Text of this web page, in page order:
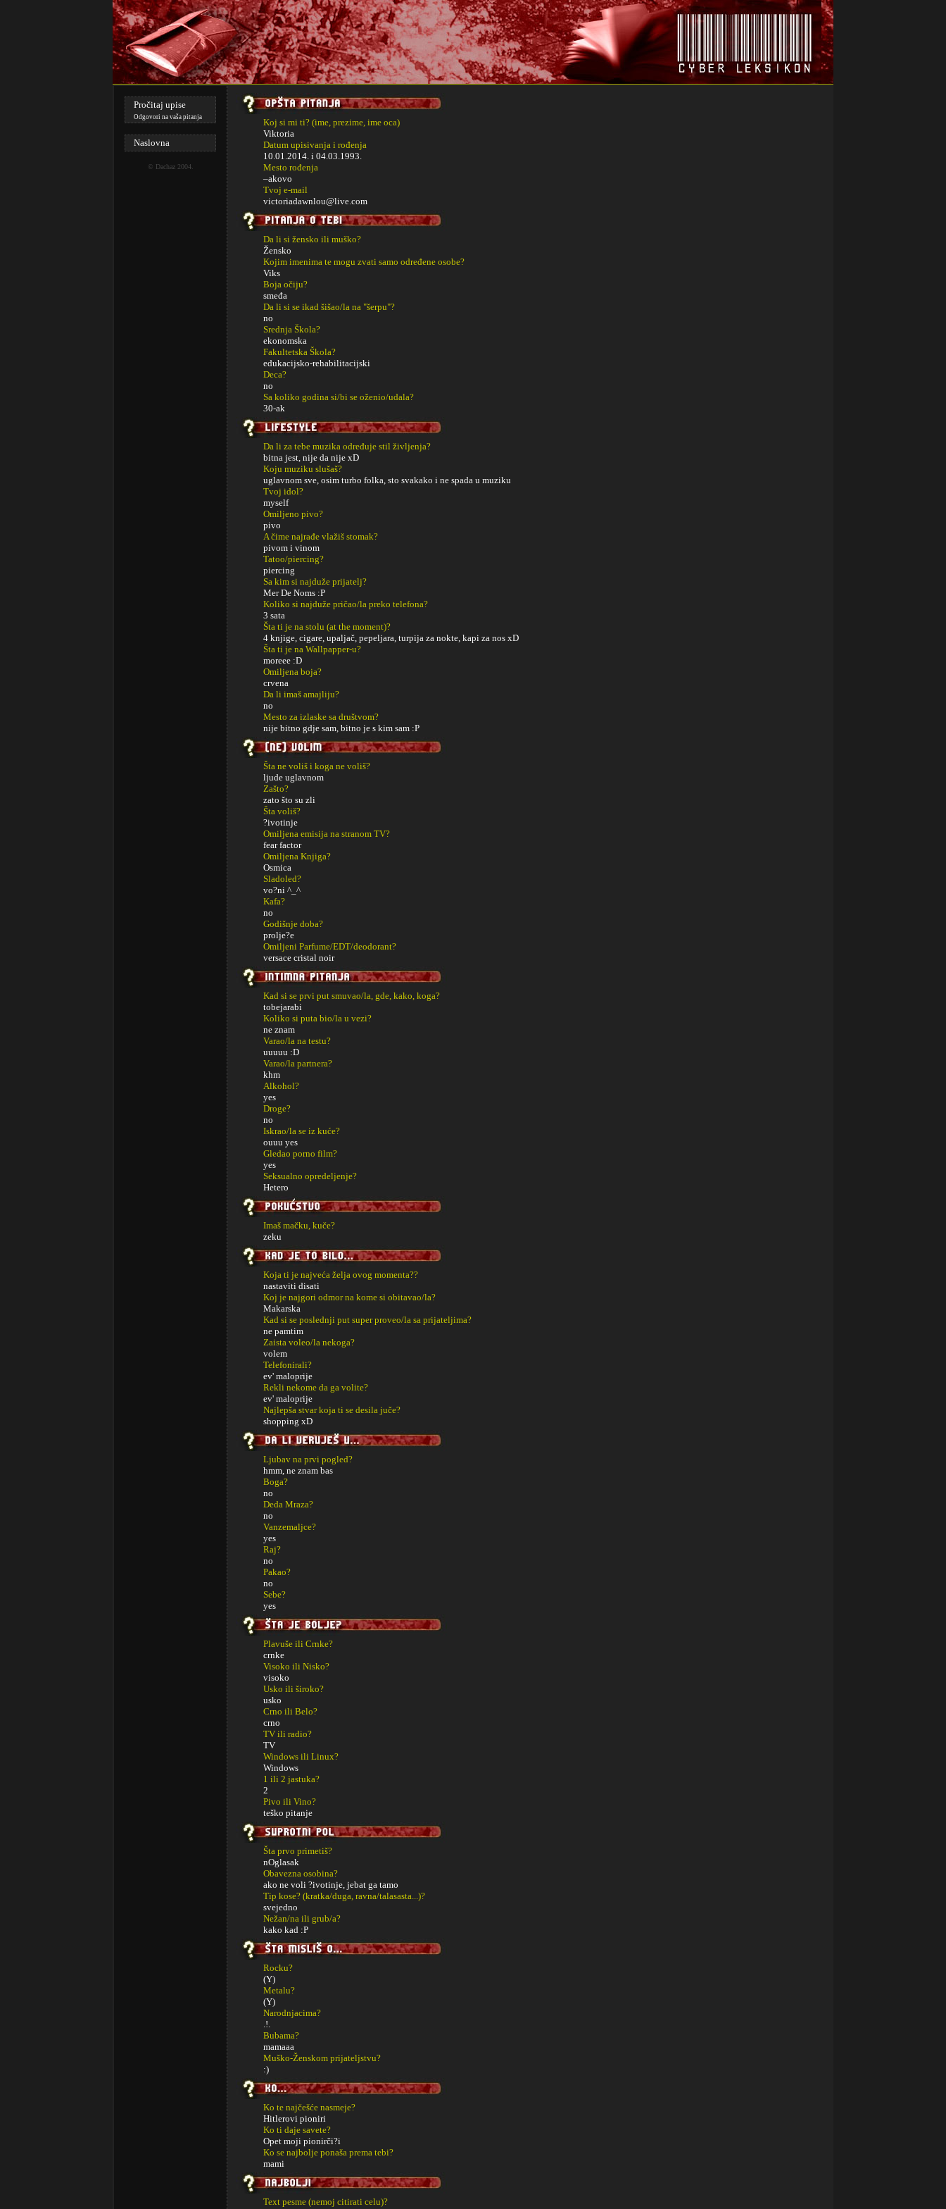
Pročitaj upise
Odgovori na vaša pitanja
Naslovna
© Dachaz2004.
Koj si mi ti? (ime, prezime, ime oca)
Viktoria
Datum upisivanja i rođenja
10.01.2014. i 04.03.1993.
Mesto rođenja
–akovo
Tvoj e-mail
victoriadawnlou@live.com
Da li si žensko ili muško?
Žensko
Kojim imenima te mogu zvati samo određene osobe?
Viks
Boja očiju?
smeđa
Da li si se ikad šišao/la na "šerpu"?
no
Srednja Škola?
ekonomska
Fakultetska Škola?
edukacijsko-rehabilitacijski
Deca?
no
Sa koliko godina si/bi se oženio/udala?
30-ak
Da li za tebe muzika određuje stil življenja?
bitna jest, nije da nije xD
Koju muziku slušaš?
uglavnom sve, osim turbo folka, sto svakako i ne spada u muziku
Tvoj idol?
myself
Omiljeno pivo?
pivo
A čime najrađe vlažiš stomak?
pivom i vinom
Tatoo/piercing?
piercing
Sa kim si najduže prijatelj?
Mer De Noms :P
Koliko si najduže pričao/la preko telefona?
3 sata
Šta ti je na stolu (at the moment)?
4 knjige, cigare, upaljač, pepeljara, turpija za nokte, kapi za nos xD
Šta ti je na Wallpapper-u?
moreee :D
Omiljena boja?
crvena
Da li imaš amajliju?
no
Mesto za izlaske sa društvom?
nije bitno gdje sam, bitno je s kim sam :P
Šta ne voliš i koga ne voliš?
ljude uglavnom
Zašto?
zato što su zli
Šta voliš?
?ivotinje
Omiljena emisija na stranom TV?
fear factor
Omiljena Knjiga?
Osmica
Sladoled?
vo?ni ^_^
Kafa?
no
Godišnje doba?
prolje?e
Omiljeni Parfume/EDT/deodorant?
versace cristal noir
Kad si se prvi put smuvao/la, gde, kako, koga?
tobejarabi
Koliko si puta bio/la u vezi?
ne znam
Varao/la na testu?
uuuuu :D
Varao/la partnera?
khm
Alkohol?
yes
Droge?
no
Iskrao/la se iz kuće?
ouuu yes
Gledao porno film?
yes
Seksualno opredeljenje?
Hetero
Imaš mačku, kuče?
zeku
Koja ti je najveća želja ovog momenta??
nastaviti disati
Koj je najgori odmor na kome si obitavao/la?
Makarska
Kad si se poslednji put super proveo/la sa prijateljima?
ne pamtim
Zaista voleo/la nekoga?
volem
Telefonirali?
ev' maloprije
Rekli nekome da ga volite?
ev' maloprije
Najlepša stvar koja ti se desila juče?
shopping xD
Ljubav na prvi pogled?
hmm, ne znam bas
Boga?
no
Deda Mraza?
no
Vanzemaljce?
yes
Raj?
no
Pakao?
no
Sebe?
yes
Plavuše ili Crnke?
crnke
Visoko ili Nisko?
visoko
Usko ili široko?
usko
Crno ili Belo?
crno
TV ili radio?
TV
Windows ili Linux?
Windows
1 ili 2 jastuka?
2
Pivo ili Vino?
teško pitanje
Šta prvo primetiš?
nOglasak
Obavezna osobina?
ako ne voli ?ivotinje, jebat ga tamo
Tip kose? (kratka/duga, ravna/talasasta...)?
svejedno
Nežan/na ili grub/a?
kako kad :P
Rocku?
(Y)
Metalu?
(Y)
Narodnjacima?
.!.
Bubama?
mamaaa
Muško-Ženskom prijateljstvu?
:)
Ko te najčešće nasmeje?
Hitlerovi pioniri
Ko ti daje savete?
Opet moji pionirči?i
Ko se najbolje ponaša prema tebi?
mami
Text pesme (nemoj citirati celu)?